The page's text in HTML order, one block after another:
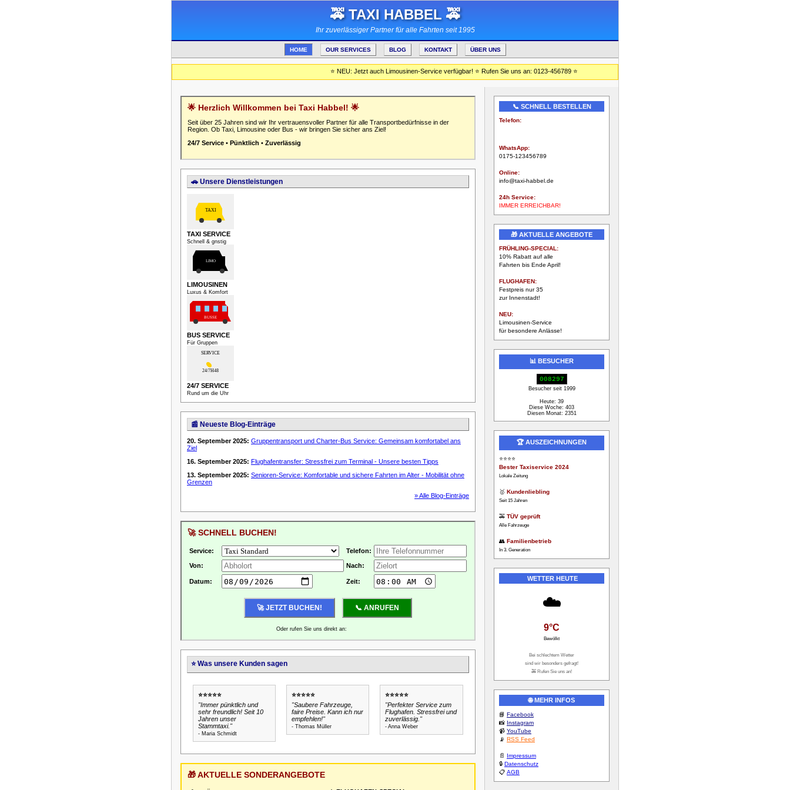
🚕 TAXI HABBEL 🚕
Ihr zuverlässiger Partner für alle Fahrten seit 1995
HOME OUR SERVICES BLOG KONTAKT ÜBER UNS
⭐ NEU: Jetzt auch Limousinen-Service verfügbar! ⭐ Rufen Sie uns an: 0123-456789 ⭐
🌟 Herzlich Willkommen bei Taxi Habbel! 🌟
Seit über 25 Jahren sind wir Ihr vertrauensvoller Partner für alle Transportbedürfnisse in der
Region. Ob Taxi, Limousine oder Bus - wir bringen Sie sicher ans Ziel!
24/7 Service • Pünktlich • Zuverlässig
🚗 Unsere Dienstleistungen
TAXI SERVICE
Schnell & gnstig
LIMOUSINEN
Luxus & Komfort
BUS SERVICE
Für Gruppen
24/7 SERVICE
Rund um die Uhr
📰 Neueste Blog-Einträge
20. September 2025: Gruppentransport und Charter-Bus Service: Gemeinsam komfortabel ans
Ziel
16. September 2025: Flughafentransfer: Stressfrei zum Terminal - Unsere besten Tipps
13. September 2025: Senioren-Service: Komfortable und sichere Fahrten im Alter - Mobilität ohne
Grenzen
» Alle Blog-Einträge
🚀 SCHNELL BUCHEN!
Service: Telefon:
Von: Nach:
Datum: Zeit:
Oder rufen Sie uns direkt an:
⭐ Was unsere Kunden sagen
⭐⭐⭐⭐⭐
"Immer pünktlich und
sehr freundlich! Seit 10
Jahren unser
Stammtaxi."
- Maria Schmidt
⭐⭐⭐⭐⭐
"Saubere Fahrzeuge,
faire Preise. Kann ich nur
empfehlen!"
- Thomas Müller
⭐⭐⭐⭐⭐
"Perfekter Service zum
Flughafen. Stressfrei und
zuverlässig."
- Anna Weber
🎁 AKTUELLE SONDERANGEBOTE
📞 SCHNELL BESTELLEN
Telefon:
WhatsApp:
0175-123456789
Online:
info@taxi-habbel.de
24h Service:
IMMER ERREICHBAR!
🎁 AKTUELLE ANGEBOTE
FRÜHLING-SPECIAL:
10% Rabatt auf alle
Fahrten bis Ende April!
FLUGHAFEN:
Festpreis nur 35
zur Innenstadt!
NEU:
Limousinen-Service
für besondere Anlässe!
📊 BESUCHER
008297
Besucher seit 1999
Heute: 39
Diese Woche: 403
Diesen Monat: 2351
🏆 AUSZEICHNUNGEN
⭐⭐⭐⭐
Bester Taxiservice 2024
Lokale Zeitung
🥇 Kundenliebling
Seit 15 Jahren
🚕 TÜV geprüft
Alle Fahrzeuge
👥 Familienbetrieb
In 3. Generation
️ WETTER HEUTE
☁️
9°C
Bewölkt
Bei schlechtem Wetter
sind wir besonders gefragt!
🚕 Rufen Sie uns an!
🌐 MEHR INFOS
📘 Facebook
📸 Instagram
📹 YouTube
📡 RSS Feed
📄 Impressum
🔒 Datenschutz
📋 AGB